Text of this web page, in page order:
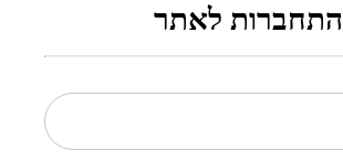
התחברות לאתר